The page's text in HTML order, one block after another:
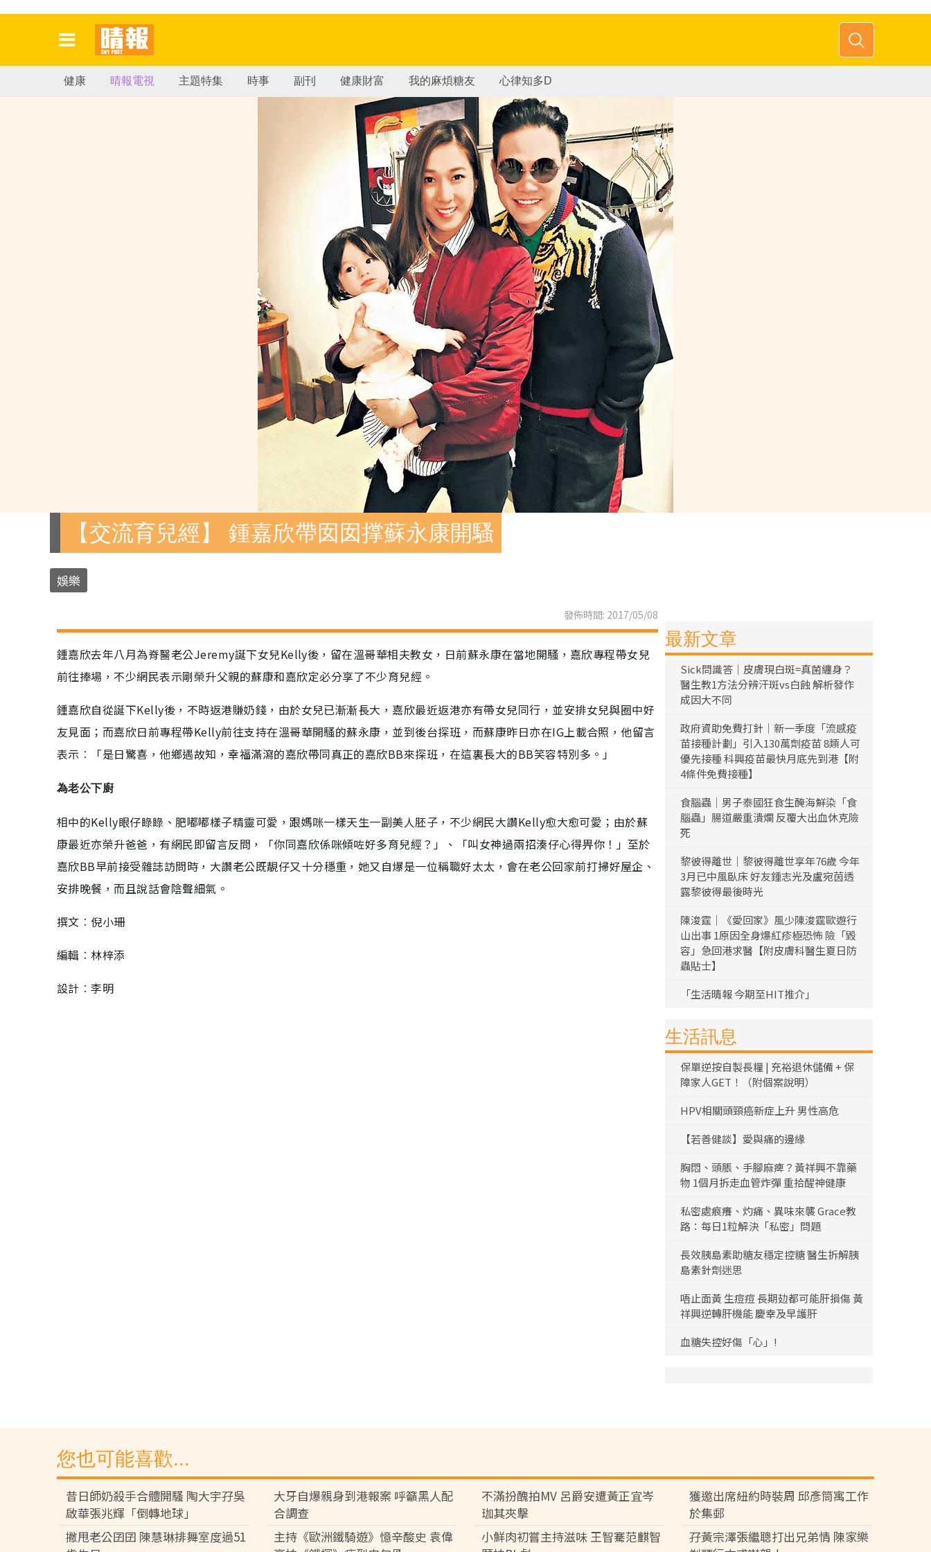
健康 晴報電視 主題特集 時事 副刊 健康財富 我的麻煩糖友 心律知多D
【交流育兒經】 鍾嘉欣帶囡囡撑蘇永康開騷
娛樂
發佈時間: 2017/05/08
鍾嘉欣去年八月為脊醫老公Jeremy誕下女兒Kelly後，留在溫哥華相夫教女，日前蘇永康在當地開騷，嘉欣專程帶女兒
前往捧場，不少網民表示剛榮升父親的蘇康和嘉欣定必分享了不少育兒經。
鍾嘉欣自從誕下Kelly後，不時返港賺奶錢，由於女兒已漸漸長大，嘉欣最近返港亦有帶女兒同行，並安排女兒與圈中好
友見面；而嘉欣日前專程帶Kelly前往支持在溫哥華開騷的蘇永康，並到後台探班，而蘇康昨日亦在IG上載合照，他留言
表示︰「是日驚喜，他鄉遇故知，幸福滿瀉的嘉欣帶同真正的嘉欣BB來探班，在這裏長大的BB笑容特別多。」
為老公下廚
相中的Kelly眼仔睩睩、肥嘟嘟樣子精靈可愛，跟媽咪一樣天生一副美人胚子，不少網民大讚Kelly愈大愈可愛；由於蘇
康最近亦榮升爸爸，有網民即留言反問，「你同嘉欣係咪傾咗好多育兒經？」、「叫女神過兩招湊仔心得畀你！」至於
嘉欣BB早前接受雜誌訪問時，大讚老公既靚仔又十分穩重，她又自爆是一位稱職好太太，會在老公回家前打掃好屋企、
安排晚餐，而且說話會陰聲細氣。
撰文︰倪小珊
編輯︰林梓添
設計︰李明
最新文章
Sick問識答｜皮膚現白斑=真菌纏身？
醫生教1方法分辨汗斑vs白蝕 解析發作
成因大不同
政府資助免費打針｜新一季度「流感疫
苗接種計劃」引入130萬劑疫苗 8類人可
優先接種 科興疫苗最快月底先到港【附
4條件免費接種】
食腦蟲｜男子泰國狂食生醃海鮮染「食
腦蟲」腸道嚴重潰爛 反覆大出血休克險
死
黎彼得離世｜黎彼得離世享年76歲 今年
3月已中風臥床 好友鍾志光及盧宛茵透
露黎彼得最後時光
陳浚霆｜《愛回家》風少陳浚霆歐遊行
山出事 1原因全身爆紅疹極恐怖 險「毀
容」急回港求醫【附皮膚科醫生夏日防
蟲貼士】
「生活晴報 今期至HIT推介」
生活訊息
保單逆按自製長糧 | 充裕退休儲備 + 保
障家人GET！（附個案說明）
HPV相關頭頸癌新症上升 男性高危
【若善健談】愛與痛的邊緣
胸悶、頭脹、手腳麻痺？黃祥興不靠藥
物 1個月拆走血管炸彈 重拾醒神健康
私密處痕癢、灼痛、異味來襲 Grace教
路：每日1粒解決「私密」問題
長效胰島素助糖友穩定控糖 醫生拆解胰
島素針劑迷思
唔止面黃 生痘痘 長期攰都可能肝損傷 黃
祥興逆轉肝機能 慶幸及早護肝
血糖失控好傷「心」!
您也可能喜歡...
昔日師奶殺手合體開騷 陶大宇孖吳
啟華張兆輝「倒轉地球」
大牙自爆親身到港報案 呼籲黑人配
合調查
不滿扮醜拍MV 呂爵安遭黃正宜岑
珈其夾擊
獲邀出席紐約時裝周 邱彥筒寓工作
於集郵
撇甩老公囝囝 陳慧琳排舞室度過51
主持《歐洲鐵騎遊》憶辛酸史 袁偉
小鮮肉初嘗主持滋味 王智騫范麒智
孖黃宗澤張繼聰打出兄弟情 陳家樂